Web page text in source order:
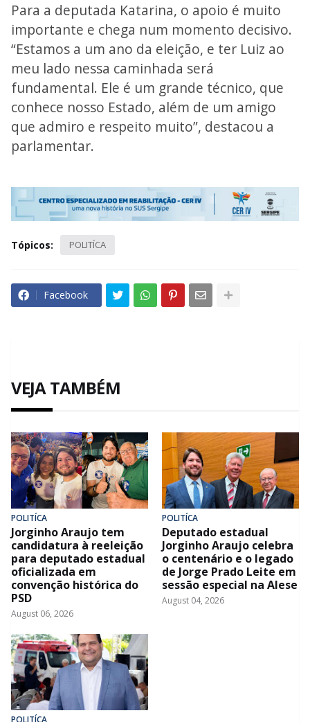
Para a deputada Katarina, o apoio é muito
importante e chega num momento decisivo.
“Estamos a um ano da eleição, e ter Luiz ao
meu lado nessa caminhada será
fundamental. Ele é um grande técnico, que
conhece nosso Estado, além de um amigo
que admiro e respeito muito”, destacou a
parlamentar.
Tópicos: POLITÍCA
Facebook
VEJA TAMBÉM
POLITÍCA
Jorginho Araujo tem
candidatura à reeleição
para deputado estadual
oficializada em
convenção histórica do
PSD
August 06, 2026
POLITÍCA
Deputado estadual
Jorginho Araujo celebra
o centenário e o legado
de Jorge Prado Leite em
sessão especial na Alese
August 04, 2026